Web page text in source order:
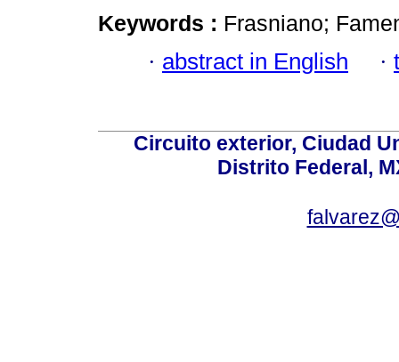
Keywords : Frasniano;
· abstract in English ·
Circuito exterior, Ciudad
Distrito Federal,